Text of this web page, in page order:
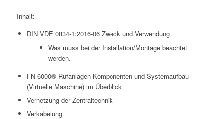
Inhalt:
DIN VDE 0834-1:2016-06 Zweck und Verwendung
Was muss bei der Installation/Montage beachtet
werden.
FN 6000® Rufanlagen Komponenten und Systemaufbau
(Virtuelle Maschine) im Überblick
Vernetzung der Zentraltechnik
Verkabelung